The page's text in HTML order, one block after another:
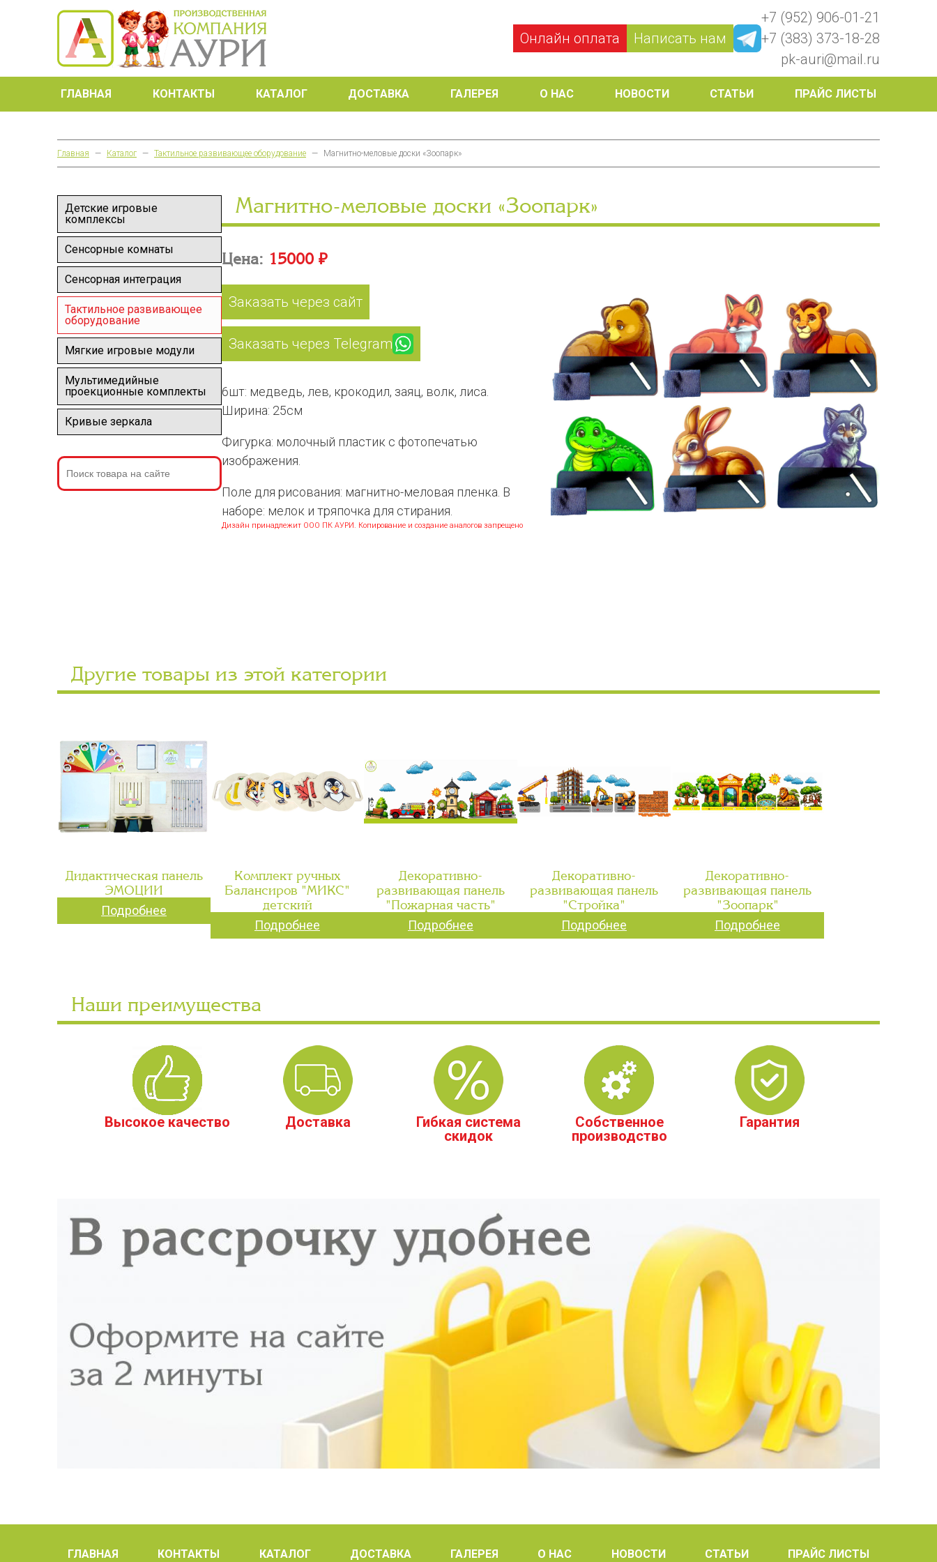
Онлайн оплата Написать нам
+7 (952) 906-01-21
+7 (383) 373-18-28
pk-auri@mail.ru
ГЛАВНАЯ КОНТАКТЫ КАТАЛОГ ДОСТАВКА ГАЛЕРЕЯ О НАС НОВОСТИ СТАТЬИ ПРАЙС ЛИСТЫ
Главная — Каталог — Тактильное развивающее оборудование — Магнитно-меловые доски «Зоопарк»
Детские игровые
комплексы
Сенсорные комнаты
Сенсорная интеграция
Тактильное развивающее
оборудование
Мягкие игровые модули
Мультимедийные
проекционные комплекты
Кривые зеркала
Магнитно-меловые доски «Зоопарк»
Цена: 15000 ₽
Заказать через сайт
Заказать через Telegram
6шт: медведь, лев, крокодил, заяц, волк, лиса.
Ширина: 25см
Фигурка: молочный пластик с фотопечатью
изображения.
Поле для рисования: магнитно-меловая пленка. В
наборе: мелок и тряпочка для стирания.
Дизайн принадлежит ООО ПК АУРИ. Копирование и создание аналогов запрещено
Другие товары из этой категории
Дидактическая панель
ЭМОЦИИ
Подробнее
Комплект ручных
Балансиров "МИКС"
детский
Подробнее
Декоративно-
развивающая панель
"Пожарная часть"
Подробнее
Декоративно-
развивающая панель
"Стройка"
Подробнее
Декоративно-
развивающая панель
"Зоопарк"
Подробнее
Наши преимущества
Высокое качество Доставка
Гибкая система
скидок
Собственное
производство
Гарантия
ГЛАВНАЯ КОНТАКТЫ КАТАЛОГ ДОСТАВКА ГАЛЕРЕЯ О НАС НОВОСТИ СТАТЬИ ПРАЙС ЛИСТЫ